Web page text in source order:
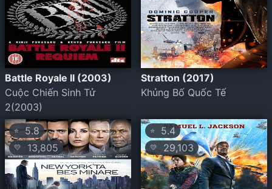
Battle Royale II (2003)
Cuộc Chiến Sinh Tử
2(2003)
Stratton (2017)
Khủng Bố Quốc Tế
⭐ 5.8
💛 13,805
⭐ 5.4
💛 29,103